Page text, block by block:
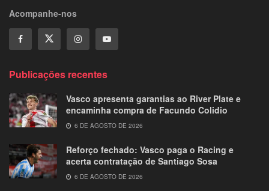
Acompanhe-nos
Publicações recentes
Vasco apresenta garantias ao River Plate e
encaminha compra de Facundo Colidio
6 DE AGOSTO DE 2026
Reforço fechado: Vasco paga o Racing e
acerta contratação de Santiago Sosa
6 DE AGOSTO DE 2026